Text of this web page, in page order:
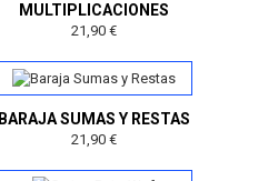
MULTIPLICACIONES
21,90 €
BARAJA SUMAS Y RESTAS
21,90 €